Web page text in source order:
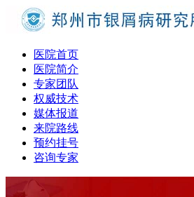
医院首页
医院简介
专家团队
权威技术
媒体报道
来院路线
预约挂号
咨询专家